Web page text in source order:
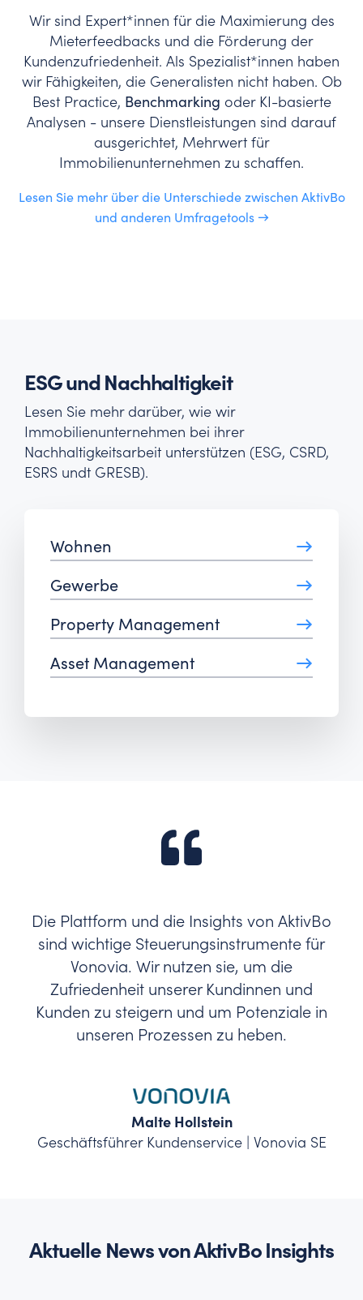
Wir sind Expert*innen für die Maximierung des
Mieterfeedbacks und die Förderung der
Kundenzufriedenheit. Als Spezialist*innen haben
wir Fähigkeiten, die Generalisten nicht haben. Ob
Best Practice, Benchmarking oder KI-basierte
Analysen - unsere Dienstleistungen sind darauf
ausgerichtet, Mehrwert für
Immobilienunternehmen zu schaffen.
Lesen Sie mehr über die Unterschiede zwischen AktivBo
und anderen Umfragetools →
ESG und Nachhaltigkeit
Lesen Sie mehr darüber, wie wir
Immobilienunternehmen bei ihrer
Nachhaltigkeitsarbeit unterstützen (ESG, CSRD,
ESRS undt GRESB).
Wohnen →
Gewerbe →
Property Management →
Asset Management →
Die Plattform und die Insights von AktivBo
sind wichtige Steuerungsinstrumente für
Vonovia. Wir nutzen sie, um die
Zufriedenheit unserer Kundinnen und
Kunden zu steigern und um Potenziale in
unseren Prozessen zu heben.
Malte Hollstein
Geschäftsführer Kundenservice | Vonovia SE
Aktuelle News von AktivBo Insights